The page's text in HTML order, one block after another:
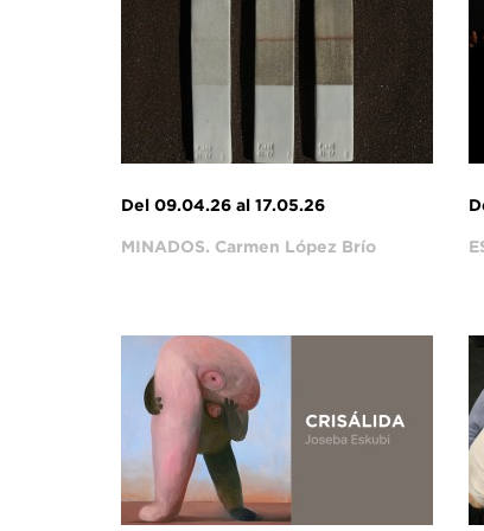
Del 09.04.26 al 17.05.26
MINADOS. Carmen López Brío